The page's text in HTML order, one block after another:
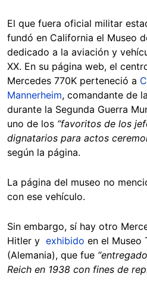
El que fuera oficial militar
fundó en California el Museo
dedicado a la aviación y
XX. En su página web, el
Mercedes 770K perteneció a
Mannerheim, comandante de
durante la Segunda Guerra
uno de los “favoritos de los
dignatarios para actos
según la página.
La página del museo no
con ese vehículo.
Sin embargo, sí hay otro
Hitler y exhibido en el Museo
(Alemania), que fue
Reich en 1938 con fines de